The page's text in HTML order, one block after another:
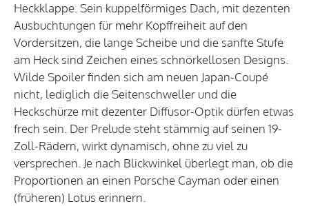
Heckklappe. Sein kuppelförmiges Dach, mit dezenten
Ausbuchtungen für mehr Kopffreiheit auf den
Vordersitzen, die lange Scheibe und die sanfte Stufe
am Heck sind Zeichen eines schnörkellosen Designs.
Wilde Spoiler finden sich am neuen Japan-Coupé
nicht, lediglich die Seitenschweller und die
Heckschürze mit dezenter Diffusor-Optik dürfen etwas
frech sein. Der Prelude steht stämmig auf seinen 19-
Zoll-Rädern, wirkt dynamisch, ohne zu viel zu
versprechen. Je nach Blickwinkel überlegt man, ob die
Proportionen an einen Porsche Cayman oder einen
(früheren) Lotus erinnern.